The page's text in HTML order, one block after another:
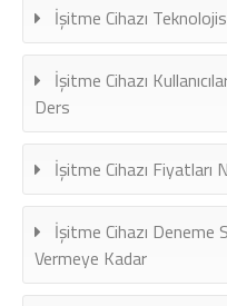
İşitme Cihazı
İşitme Cihazı
Ders
İşitme Cihazı Fiyatları
İşitme Cihazı Deneme
Vermeye Kadar